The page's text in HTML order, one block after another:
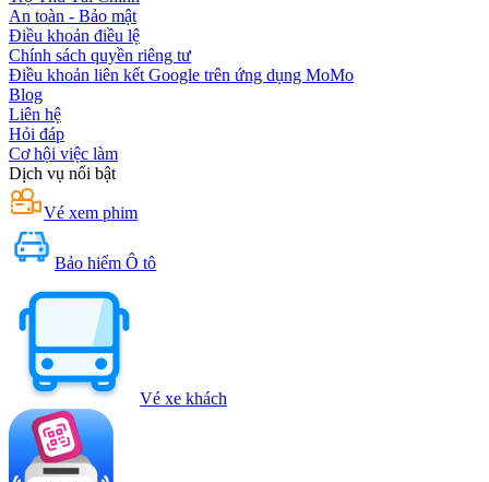
An toàn - Bảo mật
Điều khoản điều lệ
Chính sách quyền riêng tư
Điều khoản liên kết Google trên ứng dụng MoMo
Blog
Liên hệ
Hỏi đáp
Cơ hội việc làm
Dịch vụ nổi bật
Vé xem phim
Bảo hiểm Ô tô
Vé xe khách